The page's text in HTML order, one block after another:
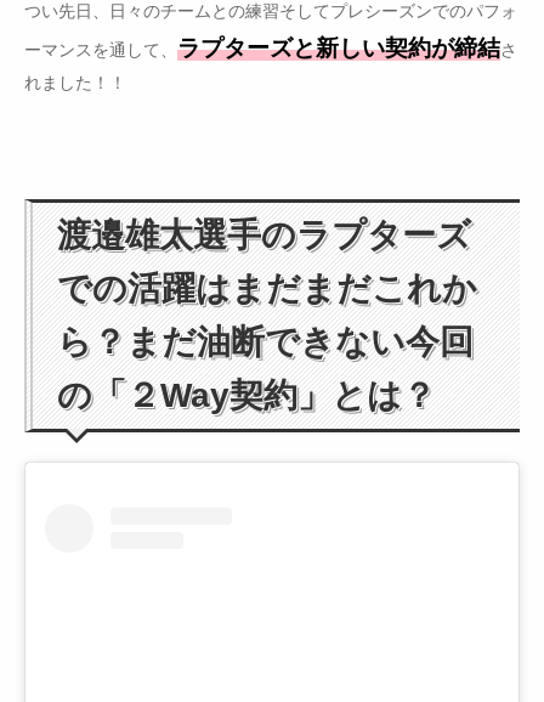
つい先日、日々のチームとの練習そしてプレシーズンでのパフォ
ーマンスを通して、 ラプターズと新しい契約が締結さ
れました！！
渡邉雄太選手のラプターズ
での活躍はまだまだこれか
ら？まだ油断できない今回
の「２Way契約」とは？